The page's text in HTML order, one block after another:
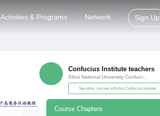
Activities & Programs Network Sign Up
Confucius Institute teachers
Sihui National University Confucius Institute
See other courses with this Confucius Institute
Course Chapters